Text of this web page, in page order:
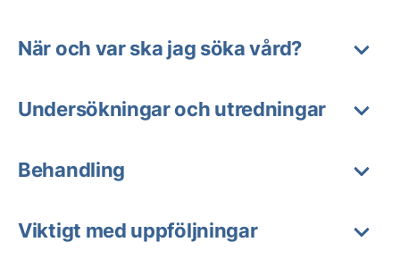
När och var ska jag söka vård?
Undersökningar och utredningar
Behandling
Viktigt med uppföljningar